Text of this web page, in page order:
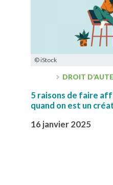
© iStock
DROIT
5 raisons de faire
quand on est un
16 janvier 2025